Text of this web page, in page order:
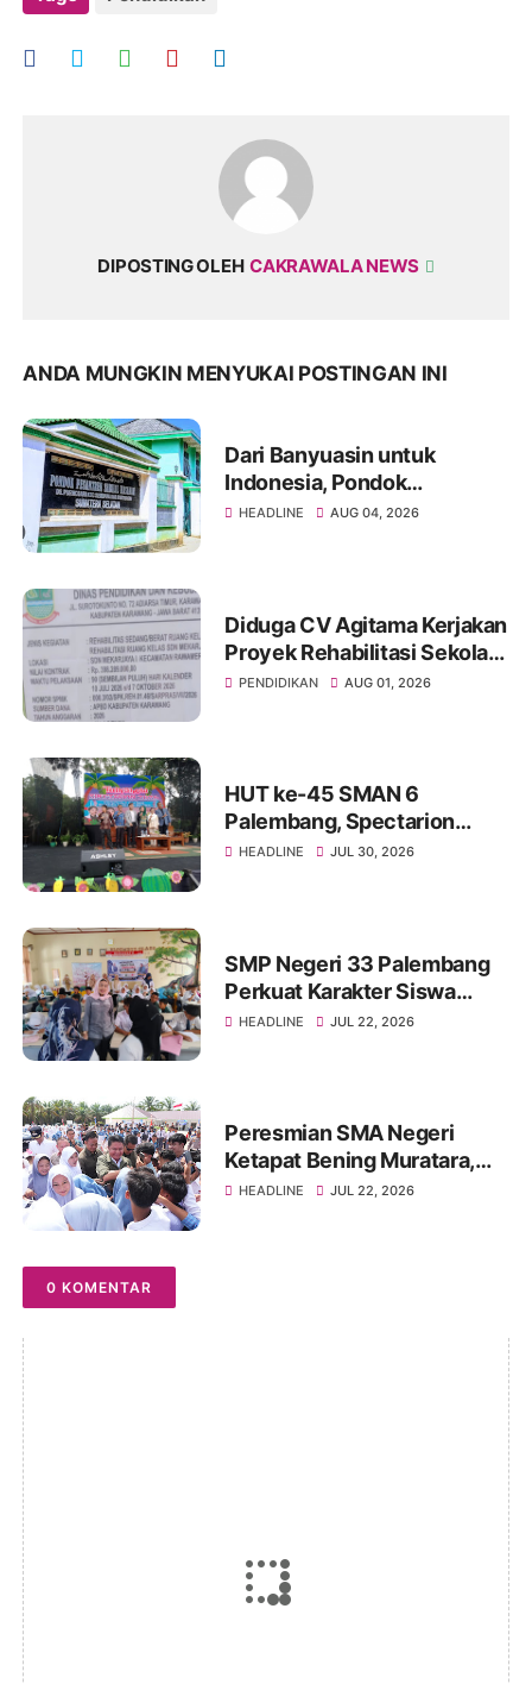
DIPOSTING OLEH CAKRAWALA NEWS
ANDA MUNGKIN MENYUKAI POSTINGAN INI
Dari Banyuasin untuk
Indonesia, Pondok
Pesantren Sabilul Hasanah
HEADLINE AUG 04, 2026
Diduga CV Agitama Kerjakan
Proyek Rehabilitasi Sekolah
SDN Mekarjaya 1 Asal Jadi.
PENDIDIKAN AUG 01, 2026
HUT ke-45 SMAN 6
Palembang, Spectarion
2026 Jadi Wadah Lahinya
HEADLINE JUL 30, 2026
SMP Negeri 33 Palembang
Perkuat Karakter Siswa
Lewat Edukasi Memahami,
HEADLINE JUL 22, 2026
Peresmian SMA Negeri
Ketapat Bening Muratara,
Harapan Baru Pendidikan di
HEADLINE JUL 22, 2026
0 KOMENTAR